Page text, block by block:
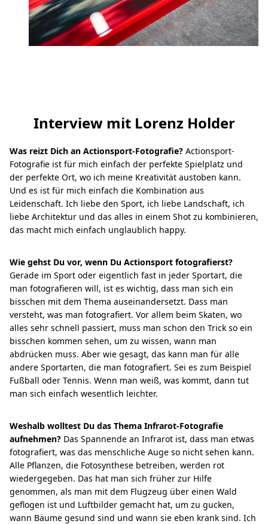
Interview mit Lorenz Holder
Was reizt Dich an Actionsport-Fotografie? Actionsport-
Fotografie ist für mich einfach der perfekte Spielplatz und
der perfekte Ort, wo ich meine Kreativität austoben kann.
Und es ist für mich einfach die Kombination aus
Leidenschaft. Ich liebe den Sport, ich liebe Landschaft, ich
liebe Architektur und das alles in einem Shot zu kombinieren,
das macht mich einfach unglaublich happy.
Wie gehst Du vor, wenn Du Actionsport fotografierst?
Gerade im Sport oder eigentlich fast in jeder Sportart, die
man fotografieren will, ist es wichtig, dass man sich ein
bisschen mit dem Thema auseinandersetzt. Dass man
versteht, was man fotografiert. Vor allem beim Skaten, wo
alles sehr schnell passiert, muss man schon den Trick so ein
bisschen kommen sehen, um zu wissen, wann man
abdrücken muss. Aber wie gesagt, das kann man für alle
andere Sportarten, die man fotografiert. Sei es zum Beispiel
Fußball oder Tennis. Wenn man weiß, was kommt, dann tut
man sich einfach wesentlich leichter.
Weshalb wolltest Du das Thema Infrarot-Fotografie
aufnehmen? Das Spannende an Infrarot ist, dass man etwas
fotografiert, was das menschliche Auge so nicht sehen kann.
Alle Pflanzen, die Fotosynthese betreiben, werden rot
wiedergegeben. Das hat man sich früher zur Hilfe
genommen, als man mit dem Flugzeug über einen Wald
geflogen ist und Luftbilder gemacht hat, um zu gucken,
wann Bäume gesund sind und wann sie eben krank sind. Ich